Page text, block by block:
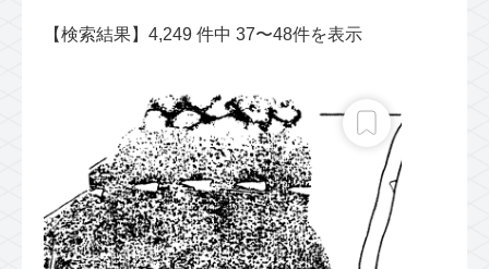
【検索結果】4,249 件中 37〜48件を表示